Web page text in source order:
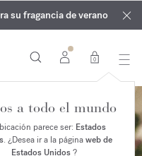
OUD
velvet mood
fragancias y aceites
de agosto
su fragancia de verano
0
a todo el mundo
parece ser: Estados
. ¿Desea ir a la páginaweb de
Estados Unidos?